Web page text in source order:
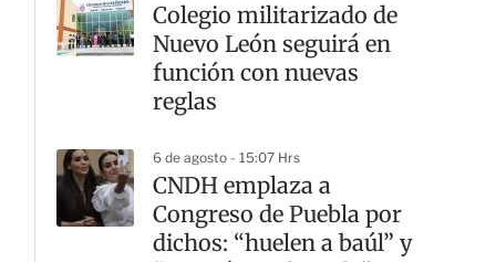
Colegio militarizado de
Nuevo León seguirá en
función con nuevas
reglas
6 de agosto - 15:07 Hrs
CNDH emplaza a
Congreso de Puebla por
dichos: “huelen a baúl” y